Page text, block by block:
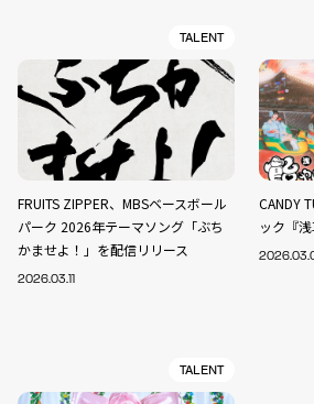
TALENT
FRUITS ZIPPER、MBSベースボール
パーク 2026年テーマソング「ぶち
かませよ！」を配信リリース
2026.03.11
CANDY
ック『
TALENT